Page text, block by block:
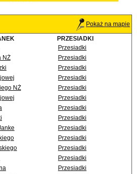
Pokaż na mapie
PRZESIADKI
Przesiadki
NŻ
Przesiadki
Przesiadki
Przesiadki
NŻ
Przesiadki
Przesiadki
Przesiadki
Przesiadki
Przesiadki
Przesiadki
Przesiadki
Przesiadki
Przesiadki